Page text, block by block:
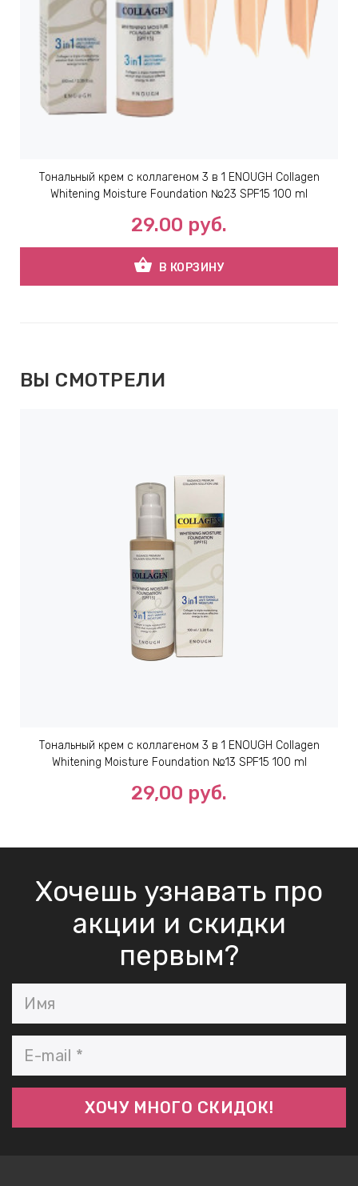
Тональный крем с коллагеном 3 в 1 ENOUGH Collagen
Whitening Moisture Foundation №23 SPF15 100 ml
29.00 руб.
shopping_basket В КОРЗИНУ
ВЫ СМОТРЕЛИ
Тональный крем с коллагеном 3 в 1 ENOUGH Collagen
Whitening Moisture Foundation №13 SPF15 100 ml
29,00 руб.
Хочешь узнавать про
акции и скидки
первым?